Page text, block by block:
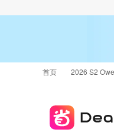
首页 2026 S2